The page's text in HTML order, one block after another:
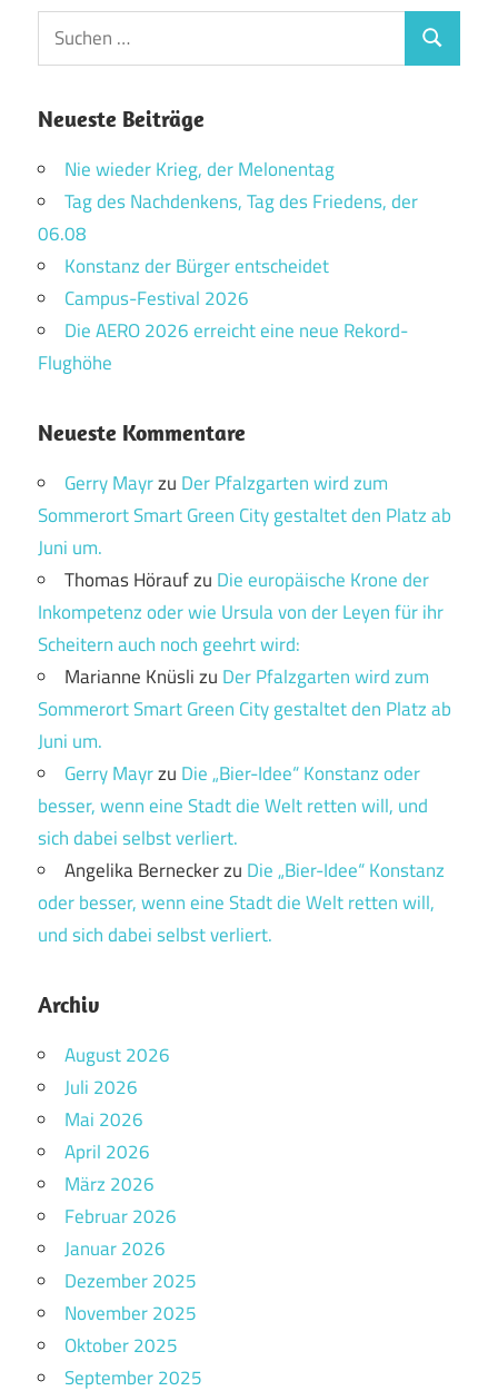
Suchen
nach:
Suchen
Neueste Beiträge
Nie wieder Krieg, der Melonentag
Tag des Nachdenkens, Tag des Friedens, der
06.08
Konstanz der Bürger entscheidet
Campus-Festival 2026
Die AERO 2026 erreicht eine neue Rekord-
Flughöhe
Neueste Kommentare
Gerry Mayrzu Der Pfalzgarten wird zum
Sommerort Smart Green City gestaltet den Platz ab
Juni um.
Thomas Höraufzu Die europäische Krone der
Inkompetenz oder wie Ursula von der Leyen für ihr
Scheitern auch noch geehrt wird:
Marianne Knüslizu Der Pfalzgarten wird zum
Sommerort Smart Green City gestaltet den Platz ab
Juni um.
Gerry Mayrzu Die „Bier-Idee“ Konstanz oder
besser, wenn eine Stadt die Welt retten will, und
sich dabei selbst verliert.
Angelika Berneckerzu Die „Bier-Idee“ Konstanz
oder besser, wenn eine Stadt die Welt retten will,
und sich dabei selbst verliert.
Archiv
August 2026
Juli 2026
Mai 2026
April 2026
März 2026
Februar 2026
Januar 2026
Dezember 2025
November 2025
Oktober 2025
September 2025